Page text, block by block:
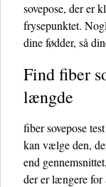
sovepose, der er
frysepunktet.
dine fødder, så
Find fiber
længde
fiber sovepose
kan vælge den,
end
der er længere for